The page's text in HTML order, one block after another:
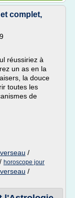
complet,
réussiriez à
un as en la
la douce
toutes les
de
/
/ horoscope jour
/